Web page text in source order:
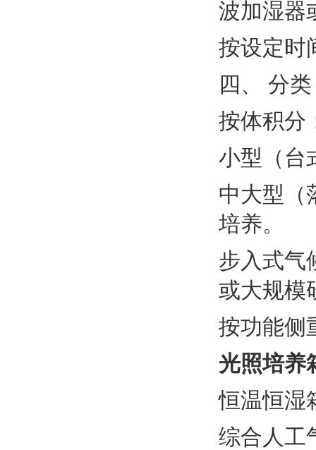
波加湿器
按设定时
四、 分类
按体积分
小型（台
中大型（
培养。
步入式气
或大规模
按功能侧
光照培养
恒温恒湿
综合人工